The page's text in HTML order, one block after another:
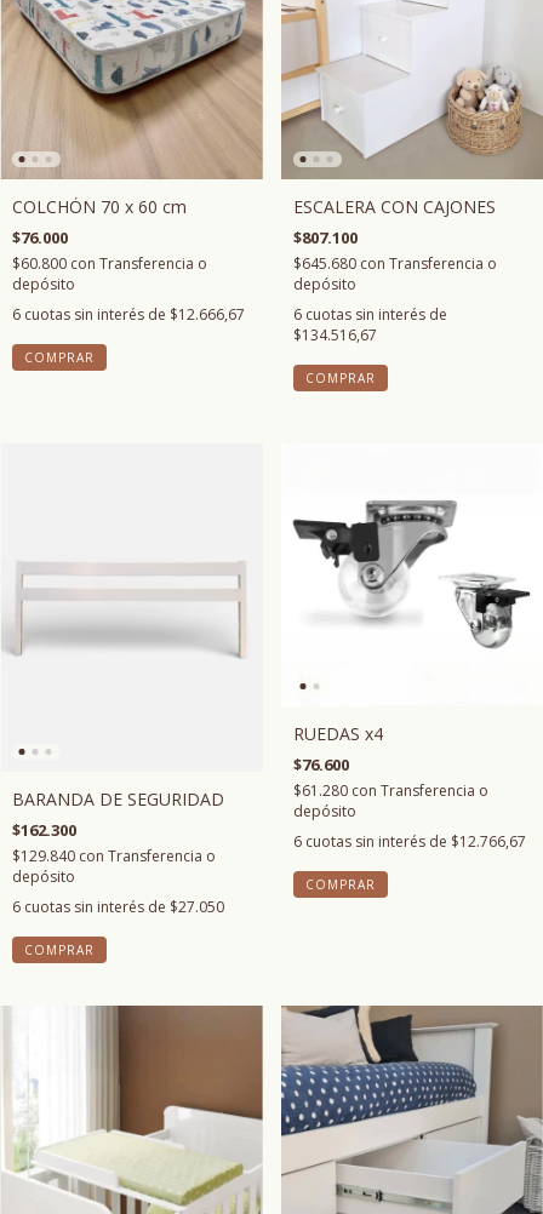
COLCHÓN 70 x 60 cm
$76.000
$60.800 con Transferencia o
depósito
6 cuotas sin interés de $12.666,67
COMPRAR
ESCALERA CON CAJONES
$807.100
$645.680 con Transferencia o
depósito
6 cuotas sin interés de
$134.516,67
BARANDA DE SEGURIDAD
$162.300
$129.840 con Transferencia o
depósito
6 cuotas sin interés de $27.050
COMPRAR
RUEDAS x4
$76.600
$61.280 con Transferencia o
depósito
6 cuotas sin interés de $12.766,67
COMPRAR